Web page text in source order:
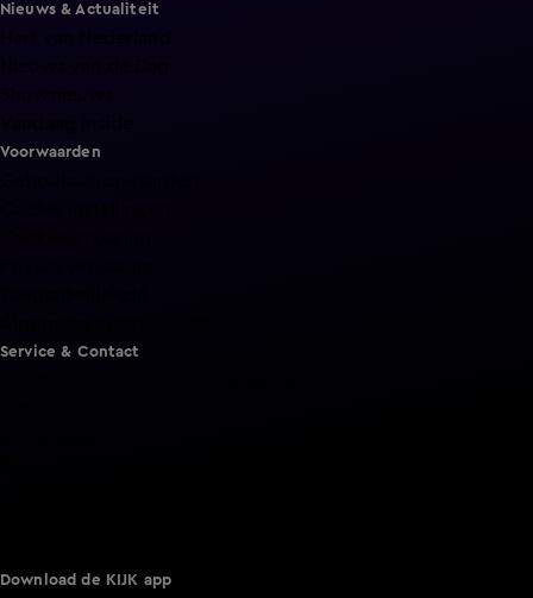
Nieuws & Actualiteit
Voorwaarden
Service & Contact
Download de KIJK app